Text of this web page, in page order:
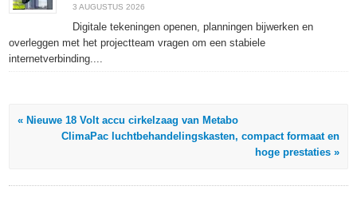
3 AUGUSTUS 2026
Digitale tekeningen openen, planningen bijwerken en
overleggen met het projectteam vragen om een stabiele
internetverbinding....
« Nieuwe 18 Volt accu cirkelzaag van Metabo
ClimaPac luchtbehandelingskasten, compact formaat en
hoge prestaties »